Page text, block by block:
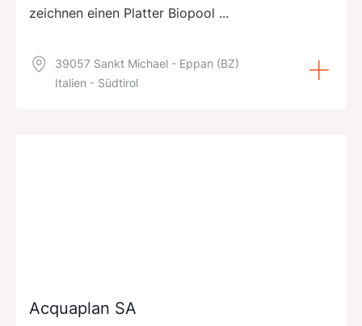
zeichnen einen Platter Biopool ...
39057 Sankt Michael - Eppan (BZ)
Italien - Südtirol
Acquaplan SA